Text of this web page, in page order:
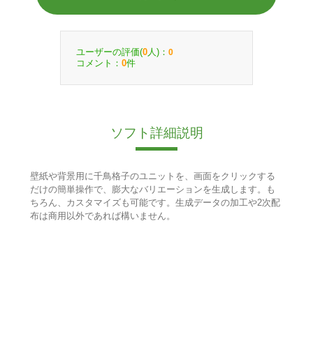
ユーザーの評価(0 人)： 0
コメント： 0件
ソフト詳細説明
壁紙や背景用に千鳥格子のユニットを、画面をクリックする
だけの簡単操作で、膨大なバリエーションを生成します。も
ちろん、カスタマイズも可能です。生成データの加工や2次配
布は商用以外であれば構いません。